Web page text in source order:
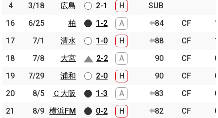
4
3/18 広島 2-1 H
SUB
16
6/25 柏 1-2 A 84 CF
17
7/1 清水 1-0 H 88 CF
18
7/8 大宮 2-2 A 90 CF
19
7/29 浦和 2-0 H 90 CF
20
8/5 Ｃ大阪 1-3 A 83 CF
21
8/9 横浜FM 0-2 H 82 CF
4
3/18
広島
16
6/25
柏
17
7/1
清水
18
7/8
大宮
19
7/29
浦和
20
8/5
Ｃ大阪
21
8/9 横浜FM